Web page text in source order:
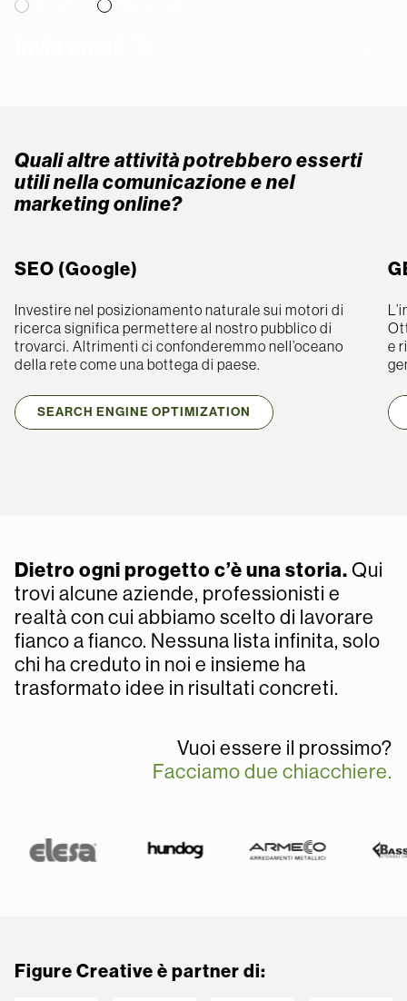
Quali altre attività potrebbero esserti
utili nella comunicazione e nel
marketing online?
SEO (Google)
Investire nel posizionamento naturale sui motori di
ricerca significa permettere al nostro pubblico di
trovarci. Altrimenti ci confonderemmo nell’oceano
della rete come una bottega di paese.
SEARCH ENGINE OPTIMIZATION
e
Dietro ogni progetto c’è una storia. Qui
trovi alcune aziende, professionisti e
realtà con cui abbiamo scelto di lavorare
fianco a fianco. Nessuna lista infinita, solo
chi ha creduto in noi e insieme ha
trasformato idee in risultati concreti.
Vuoi essere il prossimo?
Facciamo due chiacchiere.
Figure Creative è partner di: